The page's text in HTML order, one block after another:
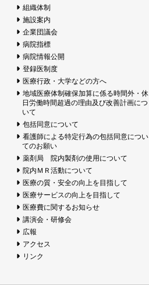
組織体制
施設案内
企業団議会
病院指標
病院情報公開
登録医制度
医療行政・大学などの方へ
地域医療体制確保加算に係る時間外・休
日労働時間超過の理由及び改善計画につ
いて
包括同意について
看護師による特定行為の包括同意につい
てのお願い
薬剤局 院内製剤の使用について
院内ＭＲ活動について
医療の質・安全の向上を目指して
医療サービスの向上を目指して
医療費に関するお知らせ
講演会・研修会
広報
アクセス
リンク